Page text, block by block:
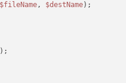
$fileName, $destName);